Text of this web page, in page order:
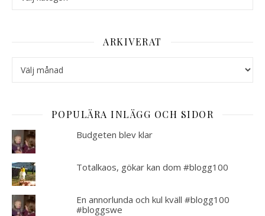
ARKIVERAT
POPULÄRA INLÄGG OCH SIDOR
Budgeten blev klar
Totalkaos, gökar kan dom #blogg100
En annorlunda och kul kväll #blogg100
#bloggswe